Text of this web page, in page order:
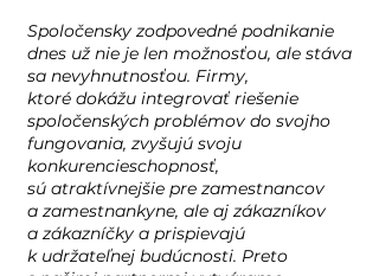
Spoločensky zodpovedné podnikanie
dnes už nie je len možnosťou, ale stáva
sa nevyhnutnosťou. Firmy,
ktoré dokážu integrovať riešenie
spoločenských problémov do svojho
fungovania, zvyšujú svoju
konkurencieschopnosť,
sú atraktívnejšie pre zamestnancov
a zamestnankyne, ale aj zákazníkov
a zákazníčky a prispievajú
k udržateľnej budúcnosti. Preto